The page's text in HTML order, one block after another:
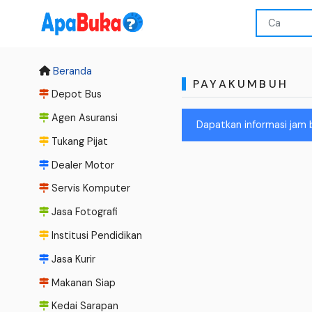
Beranda
Depot Bus
Agen Asuransi
Tukang Pijat
Dealer Motor
Servis Komputer
Jasa Fotografi
Institusi Pendidikan
Jasa Kurir
Makanan Siap
Kedai Sarapan
PAYAKUMBUH
Dapatkan informasi jam